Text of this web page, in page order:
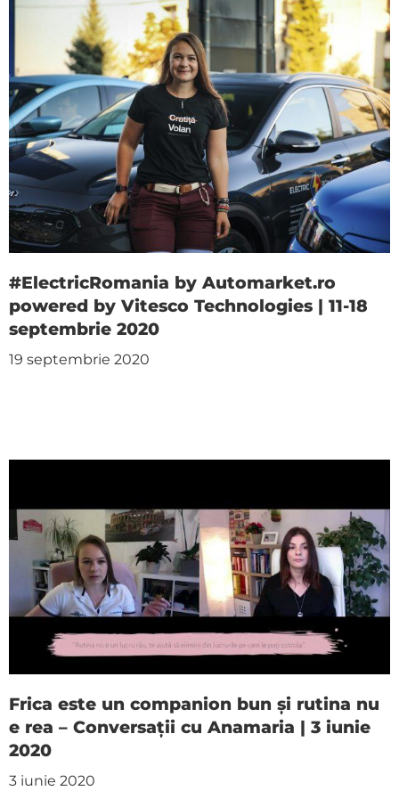
#ElectricRomania by Automarket.ro
powered by Vitesco Technologies | 11-18
septembrie 2020
19 septembrie 2020
Frica este un companion bun și rutina nu
e rea – Conversații cu Anamaria | 3 iunie
2020
3 iunie 2020